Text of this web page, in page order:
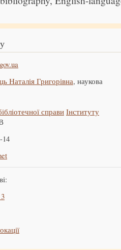
Наталія Григорівна, наукова
справиІнституту
14